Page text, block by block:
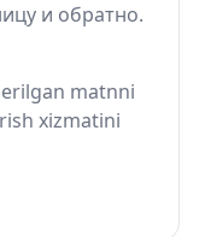
и обратно.
matnni
xizmatini